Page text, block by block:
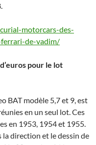
motorcars-des-
de-vadim/
pour le lot
BAT modèle 5,7 et 9, est
en un seul lot. Ces
en 1953, 1954 et 1955.
la direction et le dessin de